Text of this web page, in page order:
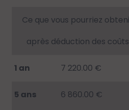
Ce que vous pourriez
après déduction des coûts
1 an 7 220.00 €
5 ans 6 860.00 €